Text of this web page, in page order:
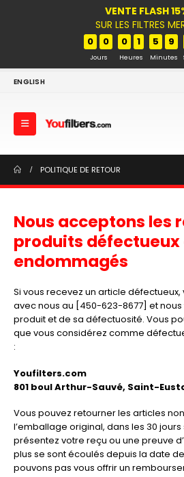
VENTE FLASH
SUR LES FILTRES
0 0
Jours
0 1
Heures
5 9
Minutes
ENGLISH
POLITIQUE DE RETOUR
Nous acceptons les
produits défectueux
endommagés
Si vous recevez un article
avec nous au [450-623-8677] et
produit et de sa défectuosité. Vous
que vous considérez comme
:
Youfilters.com
801 boul Arthur-Sauvé, Saint-
Vous pouvez retourner les articles
l’emballage original, dans les 30 jours
présentez votre reçu ou une preuve
plus se sont écoulés depuis la date
pouvons pas vous offrir un